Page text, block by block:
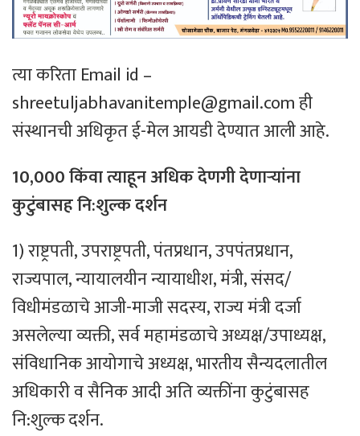
त्या करिता Email id –
shreetuljabhavanitemple@gmail.com ही
संस्थानची अधिकृत ई-मेल आयडी देण्यात आली आहे.
10,000 किंवा त्याहून अधिक देणगी देणाऱ्यांना
कुटुंबासह नि:शुल्क दर्शन
1) राष्ट्रपती, उपराष्ट्रपती, पंतप्रधान, उपपंतप्रधान,
राज्यपाल, न्यायालयीन न्यायाधीश, मंत्री, संसद/
विधीमंडळाचे आजी-माजी सदस्य, राज्य मंत्री दर्जा
असलेल्या व्यक्ती, सर्व महामंडळाचे अध्यक्ष/उपाध्यक्ष,
संविधानिक आयोगाचे अध्यक्ष, भारतीय सैन्यदलातील
अधिकारी व सैनिक आदी अति व्यक्तींना कुटुंबासह
नि:शुल्क दर्शन.